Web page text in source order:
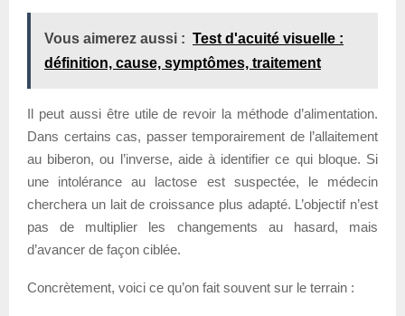
Vous aimerez aussi : Test d'acuité visuelle :
définition, cause, symptômes, traitement
Il peut aussi être utile de revoir la méthode d’alimentation.
Dans certains cas, passer temporairement de l’allaitement
au biberon, ou l’inverse, aide à identifier ce qui bloque. Si
une intolérance au lactose est suspectée, le médecin
cherchera un lait de croissance plus adapté. L’objectif n’est
pas de multiplier les changements au hasard, mais
d’avancer de façon ciblée.
Concrètement, voici ce qu’on fait souvent sur le terrain :